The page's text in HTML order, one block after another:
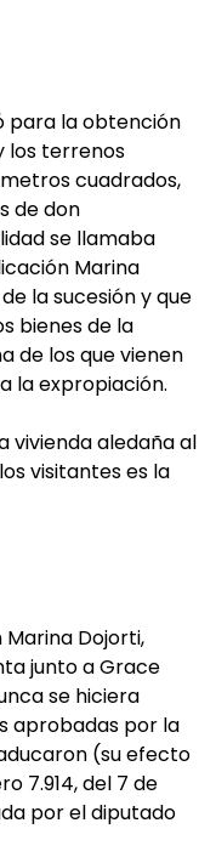
para la obtención
los terrenos
cuadrados,
de don
se llamaba
Marina
la sucesión y que
bienes de la
de los que vienen
la expropiación.
vivienda aledaña al
visitantes es la
Dojorti,
junto a Grace
se hiciera
aprobadas por la
(su efecto
7.914, del 7 de
por el diputado